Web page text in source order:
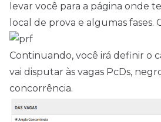
levar você para a página onde
local de prova e algumas fases.
Continuando, você irá definir o
vai disputar às vagas PcDs,
concorrência.